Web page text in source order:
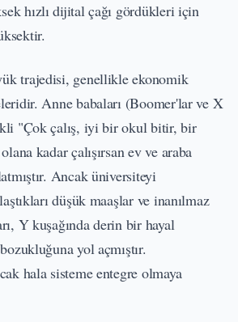
hızlı dijital çağı gördükleri için
trajedisi, genellikle ekonomik
Anne babaları (Boomer'lar ve X
"Çok çalış, iyi bir okul bitir, bir
kadar çalışırsan ev ve araba
Ancak üniversiteyi
düşük maaşlar ve inanılmaz
Y kuşağında derin bir hayal
yol açmıştır.
hala sisteme entegre olmaya